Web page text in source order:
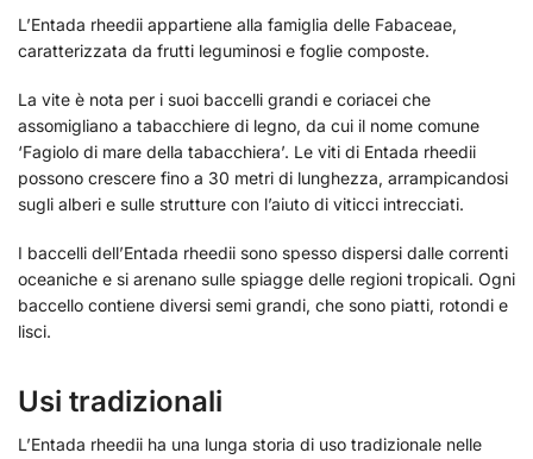
L’Entada rheedii appartiene alla famiglia delle Fabaceae,
caratterizzata da frutti leguminosi e foglie composte.
La vite è nota per i suoi baccelli grandi e coriacei che
assomigliano a tabacchiere di legno, da cui il nome comune
‘Fagiolo di mare della tabacchiera’. Le viti di Entada rheedii
possono crescere fino a 30 metri di lunghezza, arrampicandosi
sugli alberi e sulle strutture con l’aiuto di viticci intrecciati.
I baccelli dell’Entada rheedii sono spesso dispersi dalle correnti
oceaniche e si arenano sulle spiagge delle regioni tropicali. Ogni
baccello contiene diversi semi grandi, che sono piatti, rotondi e
lisci.
Usi tradizionali
L’Entada rheedii ha una lunga storia di uso tradizionale nelle